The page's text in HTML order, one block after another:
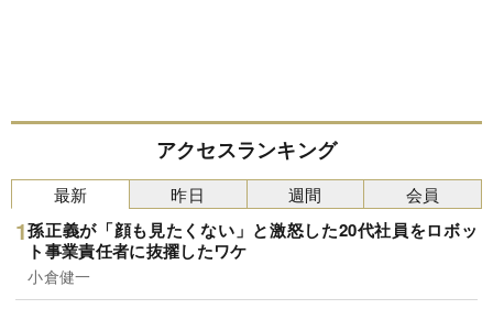
アクセスランキング
最新
孫正義が「顔も見たくない」と激怒した20代社員をロボッ
ト事業責任者に抜擢したワケ
小倉健一
昨日 週間 会員